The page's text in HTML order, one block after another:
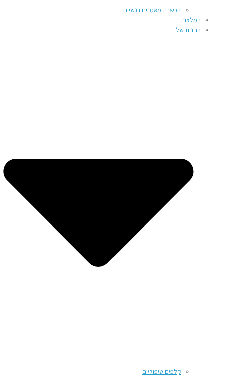
הכשרת מאמנים רגשיים
המלצות
החנות שלי
קלפים טיפוליים